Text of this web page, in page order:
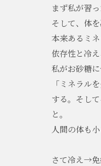
まず私が習
そして、体
本来あるミ
依存性と冷
私がお砂糖
「ミネラル
する。そし
と。
人間の体も
さて冷え→免